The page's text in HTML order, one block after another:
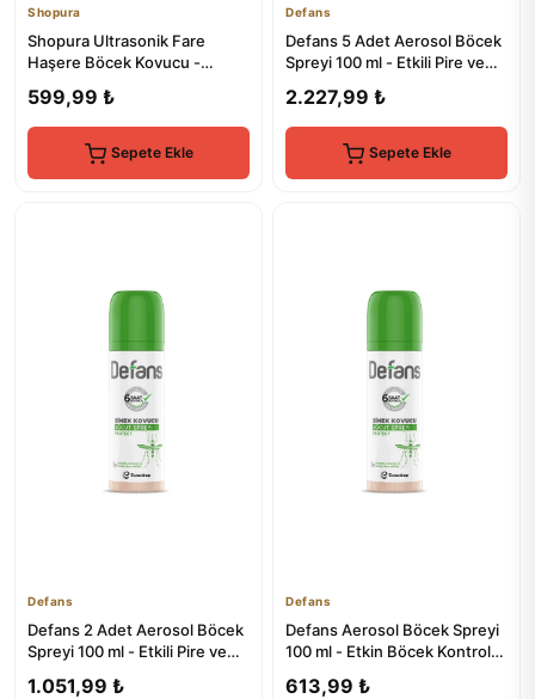
Shopura
Shopura Ultrasonik Fare
Haşere Böcek Kovucu -
599,99 ₺
Sepete Ekle
Defans
Defans 5 Adet Aerosol Böcek
Spreyi 100 ml - Etkili Pire ve
2.227,99 ₺
Sepete Ekle
Defans
Defans 2 Adet Aerosol Böcek
Spreyi 100 ml - Etkili Pire ve
1.051,99 ₺
Defans
Defans Aerosol Böcek Spreyi
100 ml - Etkin Böcek Kontrolü
613,99 ₺